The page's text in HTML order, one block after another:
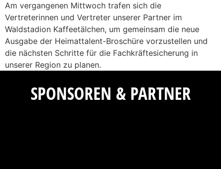
Am vergangenen Mittwoch trafen sich die
Vertreterinnen und Vertreter unserer Partner im
Waldstadion Kaffeetälchen, um gemeinsam die neue
Ausgabe der Heimattalent-Broschüre vorzustellen und
die nächsten Schritte für die Fachkräftesicherung in
unserer Region zu planen.
SPONSOREN & PARTNER